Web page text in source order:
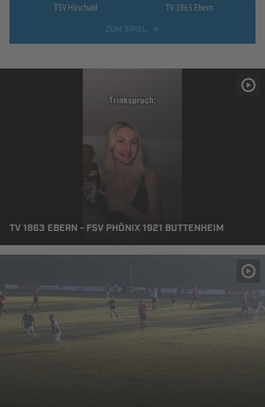
TSV Hirschaid TV 1863 Ebern
TV 1863 EBERN - FSV PHÖNIX 1921 BUTTENHEIM